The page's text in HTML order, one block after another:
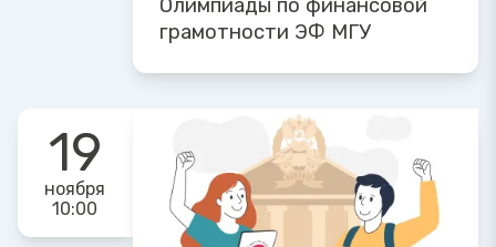
Олимпиады по финансовой
грамотности ЭФ МГУ
19
ноября
10:00